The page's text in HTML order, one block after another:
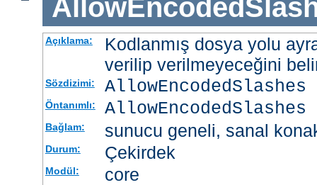
Açıklama:
Kodlanmış dosya yolu
verilip verilmeyeceğini
Sözdizimi: AllowEncodedSlashes
Öntanımlı:
Bağlam: sunucu geneli, sanal
Durum: Çekirdek
Modül: core